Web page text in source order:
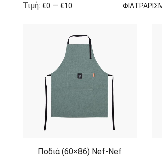
Τιμή: €0 — €10
Ποδιά (60×86) Nef-Nef